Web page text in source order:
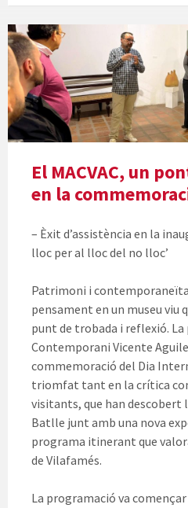
El MACVAC, un
en la
– Èxit d’assistència en la
lloc per al lloc del no lloc’
Patrimoni i
pensament en un museu viu
punt de trobada i reflexió. La
Contemporani Vicente
commemoració del Dia
triomfat tant en la crítica
visitants, que han descobert
Batlle junt amb una nova
programa itinerant que
de Vilafamés.
La programació va